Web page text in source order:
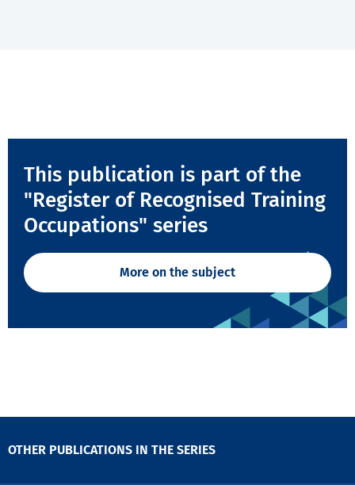
This publication is part of the
"Register of Recognised Training
Occupations" series
More on the subject
OTHER PUBLICATIONS IN THE SERIES